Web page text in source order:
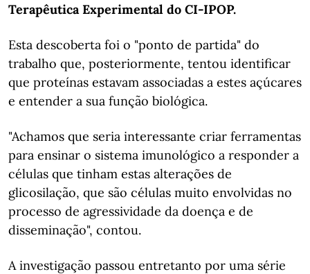
Terapêutica Experimental do CI-IPOP.
Esta descoberta foi o "ponto de partida" do
trabalho que, posteriormente, tentou identificar
que proteínas estavam associadas a estes açúcares
e entender a sua função biológica.
"Achamos que seria interessante criar ferramentas
para ensinar o sistema imunológico a responder a
células que tinham estas alterações de
glicosilação, que são células muito envolvidas no
processo de agressividade da doença e de
disseminação", contou.
A investigação passou entretanto por uma série